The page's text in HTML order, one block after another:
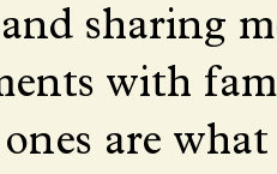
and sharing
with
are